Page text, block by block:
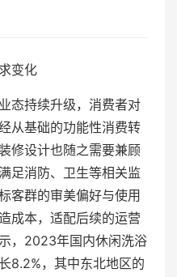
变化
态持续升级，消费者对
从基础的功能性消费转
修设计也随之需要兼顾
足消防、卫生等相关监
客群的审美偏好与使用
成本，适配后续的运营
，2023年国内休闲洗浴
8.2%，其中东北地区的